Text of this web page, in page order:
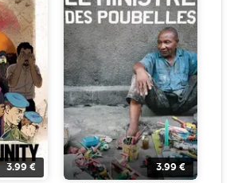
3.99 € 3.99 €